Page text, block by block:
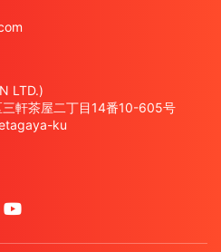
LTD.)
軒茶屋二丁目14番10-605号
ku